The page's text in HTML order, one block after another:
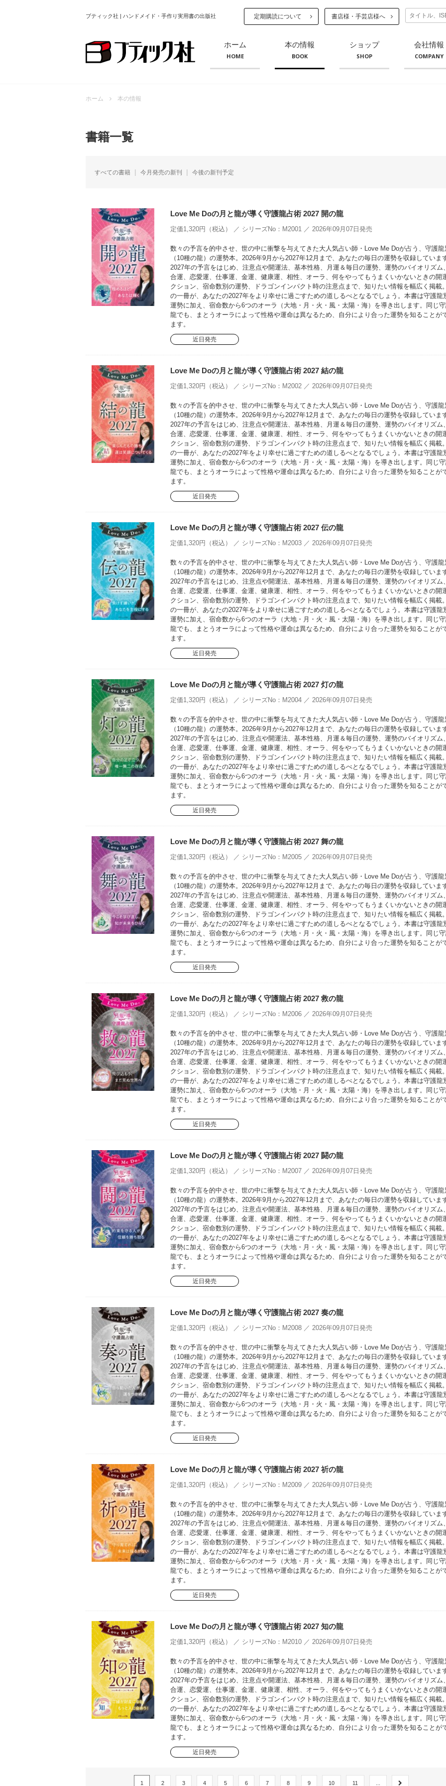
ブティック社 | ハンドメイド・手作り実用書の出版社 定期購読について 書店様・手芸店様へ
ホーム
HOME
本の情報
BOOK
ショップ
SHOP
会社情報
COMPANY
ホーム 本の情報
書籍一覧
すべての書籍 今月発売の新刊 今後の新刊予定
Love Me Doの月と龍が導く守護龍占術 2027 開の龍
定価1,320円（税込） ／ シリーズNo：M2001 ／ 2026年09月07日発売
数々の予言を的中させ、世の中に衝撃を与えてきた大人気占い師・Love Me Doが占う、守護龍
（10種の龍）の運勢本。2026年9月から2027年12月まで、あなたの毎日の運勢を収録していま
2027年の予言をはじめ、注意点や開運法、基本性格、月運＆毎日の運勢、運勢のバイオリズム
合運、恋愛運、仕事運、金運、健康運、相性、オーラ、何をやってもうまくいかないときの開
クション、宿命数別の運勢、ドラゴンインパクト時の注意点まで、知りたい情報を幅広く掲載
の一冊が、あなたの2027年をより幸せに過ごすための道しるべとなるでしょう。本書は守護龍
運勢に加え、宿命数から6つのオーラ（大地・月・火・風・太陽・海）を導き出します。同じ
龍でも、まとうオーラによって性格や運命は異なるため、自分により合った運勢を知ることが
ます。
近日発売
Love Me Doの月と龍が導く守護龍占術 2027 結の龍
定価1,320円（税込） ／ シリーズNo：M2002 ／ 2026年09月07日発売
数々の予言を的中させ、世の中に衝撃を与えてきた大人気占い師・Love Me Doが占う、守護龍
（10種の龍）の運勢本。2026年9月から2027年12月まで、あなたの毎日の運勢を収録していま
2027年の予言をはじめ、注意点や開運法、基本性格、月運＆毎日の運勢、運勢のバイオリズム
合運、恋愛運、仕事運、金運、健康運、相性、オーラ、何をやってもうまくいかないときの開
クション、宿命数別の運勢、ドラゴンインパクト時の注意点まで、知りたい情報を幅広く掲載
の一冊が、あなたの2027年をより幸せに過ごすための道しるべとなるでしょう。本書は守護龍
運勢に加え、宿命数から6つのオーラ（大地・月・火・風・太陽・海）を導き出します。同じ
龍でも、まとうオーラによって性格や運命は異なるため、自分により合った運勢を知ることが
ます。
近日発売
Love Me Doの月と龍が導く守護龍占術 2027 伝の龍
定価1,320円（税込） ／ シリーズNo：M2003 ／ 2026年09月07日発売
数々の予言を的中させ、世の中に衝撃を与えてきた大人気占い師・Love Me Doが占う、守護龍
（10種の龍）の運勢本。2026年9月から2027年12月まで、あなたの毎日の運勢を収録していま
2027年の予言をはじめ、注意点や開運法、基本性格、月運＆毎日の運勢、運勢のバイオリズム
合運、恋愛運、仕事運、金運、健康運、相性、オーラ、何をやってもうまくいかないときの開
クション、宿命数別の運勢、ドラゴンインパクト時の注意点まで、知りたい情報を幅広く掲載
の一冊が、あなたの2027年をより幸せに過ごすための道しるべとなるでしょう。本書は守護龍
運勢に加え、宿命数から6つのオーラ（大地・月・火・風・太陽・海）を導き出します。同じ
龍でも、まとうオーラによって性格や運命は異なるため、自分により合った運勢を知ることが
ます。
近日発売
Love Me Doの月と龍が導く守護龍占術 2027 灯の龍
定価1,320円（税込） ／ シリーズNo：M2004 ／ 2026年09月07日発売
数々の予言を的中させ、世の中に衝撃を与えてきた大人気占い師・Love Me Doが占う、守護龍
（10種の龍）の運勢本。2026年9月から2027年12月まで、あなたの毎日の運勢を収録していま
2027年の予言をはじめ、注意点や開運法、基本性格、月運＆毎日の運勢、運勢のバイオリズム
合運、恋愛運、仕事運、金運、健康運、相性、オーラ、何をやってもうまくいかないときの開
クション、宿命数別の運勢、ドラゴンインパクト時の注意点まで、知りたい情報を幅広く掲載
の一冊が、あなたの2027年をより幸せに過ごすための道しるべとなるでしょう。本書は守護龍
運勢に加え、宿命数から6つのオーラ（大地・月・火・風・太陽・海）を導き出します。同じ
龍でも、まとうオーラによって性格や運命は異なるため、自分により合った運勢を知ることが
ます。
近日発売
Love Me Doの月と龍が導く守護龍占術 2027 舞の龍
定価1,320円（税込） ／ シリーズNo：M2005 ／ 2026年09月07日発売
数々の予言を的中させ、世の中に衝撃を与えてきた大人気占い師・Love Me Doが占う、守護龍
（10種の龍）の運勢本。2026年9月から2027年12月まで、あなたの毎日の運勢を収録していま
2027年の予言をはじめ、注意点や開運法、基本性格、月運＆毎日の運勢、運勢のバイオリズム
合運、恋愛運、仕事運、金運、健康運、相性、オーラ、何をやってもうまくいかないときの開
クション、宿命数別の運勢、ドラゴンインパクト時の注意点まで、知りたい情報を幅広く掲載
の一冊が、あなたの2027年をより幸せに過ごすための道しるべとなるでしょう。本書は守護龍
運勢に加え、宿命数から6つのオーラ（大地・月・火・風・太陽・海）を導き出します。同じ
龍でも、まとうオーラによって性格や運命は異なるため、自分により合った運勢を知ることが
ます。
近日発売
Love Me Doの月と龍が導く守護龍占術 2027 救の龍
定価1,320円（税込） ／ シリーズNo：M2006 ／ 2026年09月07日発売
数々の予言を的中させ、世の中に衝撃を与えてきた大人気占い師・Love Me Doが占う、守護龍
（10種の龍）の運勢本。2026年9月から2027年12月まで、あなたの毎日の運勢を収録していま
2027年の予言をはじめ、注意点や開運法、基本性格、月運＆毎日の運勢、運勢のバイオリズム
合運、恋愛運、仕事運、金運、健康運、相性、オーラ、何をやってもうまくいかないときの開
クション、宿命数別の運勢、ドラゴンインパクト時の注意点まで、知りたい情報を幅広く掲載
の一冊が、あなたの2027年をより幸せに過ごすための道しるべとなるでしょう。本書は守護龍
運勢に加え、宿命数から6つのオーラ（大地・月・火・風・太陽・海）を導き出します。同じ
龍でも、まとうオーラによって性格や運命は異なるため、自分により合った運勢を知ることが
ます。
近日発売
Love Me Doの月と龍が導く守護龍占術 2027 闘の龍
定価1,320円（税込） ／ シリーズNo：M2007 ／ 2026年09月07日発売
数々の予言を的中させ、世の中に衝撃を与えてきた大人気占い師・Love Me Doが占う、守護龍
（10種の龍）の運勢本。2026年9月から2027年12月まで、あなたの毎日の運勢を収録していま
2027年の予言をはじめ、注意点や開運法、基本性格、月運＆毎日の運勢、運勢のバイオリズム
合運、恋愛運、仕事運、金運、健康運、相性、オーラ、何をやってもうまくいかないときの開
クション、宿命数別の運勢、ドラゴンインパクト時の注意点まで、知りたい情報を幅広く掲載
の一冊が、あなたの2027年をより幸せに過ごすための道しるべとなるでしょう。本書は守護龍
運勢に加え、宿命数から6つのオーラ（大地・月・火・風・太陽・海）を導き出します。同じ
龍でも、まとうオーラによって性格や運命は異なるため、自分により合った運勢を知ることが
ます。
近日発売
Love Me Doの月と龍が導く守護龍占術 2027 奏の龍
定価1,320円（税込） ／ シリーズNo：M2008 ／ 2026年09月07日発売
数々の予言を的中させ、世の中に衝撃を与えてきた大人気占い師・Love Me Doが占う、守護龍
（10種の龍）の運勢本。2026年9月から2027年12月まで、あなたの毎日の運勢を収録していま
2027年の予言をはじめ、注意点や開運法、基本性格、月運＆毎日の運勢、運勢のバイオリズム
合運、恋愛運、仕事運、金運、健康運、相性、オーラ、何をやってもうまくいかないときの開
クション、宿命数別の運勢、ドラゴンインパクト時の注意点まで、知りたい情報を幅広く掲載
の一冊が、あなたの2027年をより幸せに過ごすための道しるべとなるでしょう。本書は守護龍
運勢に加え、宿命数から6つのオーラ（大地・月・火・風・太陽・海）を導き出します。同じ
龍でも、まとうオーラによって性格や運命は異なるため、自分により合った運勢を知ることが
ます。
近日発売
Love Me Doの月と龍が導く守護龍占術 2027 祈の龍
定価1,320円（税込） ／ シリーズNo：M2009 ／ 2026年09月07日発売
数々の予言を的中させ、世の中に衝撃を与えてきた大人気占い師・Love Me Doが占う、守護龍
（10種の龍）の運勢本。2026年9月から2027年12月まで、あなたの毎日の運勢を収録していま
2027年の予言をはじめ、注意点や開運法、基本性格、月運＆毎日の運勢、運勢のバイオリズム
合運、恋愛運、仕事運、金運、健康運、相性、オーラ、何をやってもうまくいかないときの開
クション、宿命数別の運勢、ドラゴンインパクト時の注意点まで、知りたい情報を幅広く掲載
の一冊が、あなたの2027年をより幸せに過ごすための道しるべとなるでしょう。本書は守護龍
運勢に加え、宿命数から6つのオーラ（大地・月・火・風・太陽・海）を導き出します。同じ
龍でも、まとうオーラによって性格や運命は異なるため、自分により合った運勢を知ることが
ます。
近日発売
Love Me Doの月と龍が導く守護龍占術 2027 知の龍
定価1,320円（税込） ／ シリーズNo：M2010 ／ 2026年09月07日発売
数々の予言を的中させ、世の中に衝撃を与えてきた大人気占い師・Love Me Doが占う、守護龍
（10種の龍）の運勢本。2026年9月から2027年12月まで、あなたの毎日の運勢を収録していま
2027年の予言をはじめ、注意点や開運法、基本性格、月運＆毎日の運勢、運勢のバイオリズム
合運、恋愛運、仕事運、金運、健康運、相性、オーラ、何をやってもうまくいかないときの開
クション、宿命数別の運勢、ドラゴンインパクト時の注意点まで、知りたい情報を幅広く掲載
の一冊が、あなたの2027年をより幸せに過ごすための道しるべとなるでしょう。本書は守護龍
運勢に加え、宿命数から6つのオーラ（大地・月・火・風・太陽・海）を導き出します。同じ
龍でも、まとうオーラによって性格や運命は異なるため、自分により合った運勢を知ることが
ます。
近日発売
1 2 3 4 5 6 7 8 9 10 11